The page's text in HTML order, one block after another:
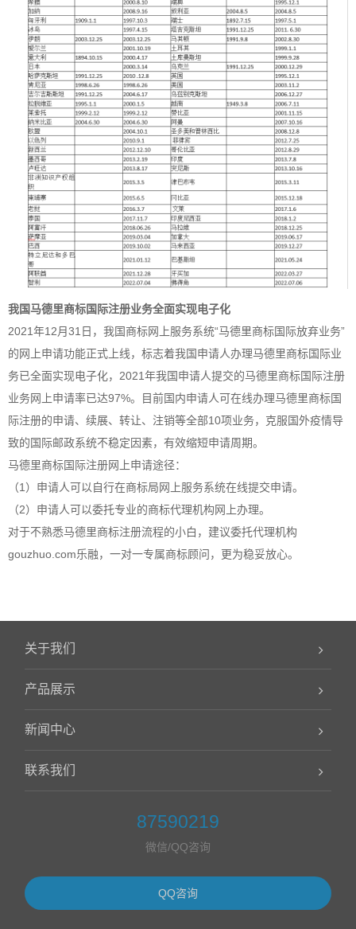
我国马德里商标国际注册业务全面实现电子化
2021年12月31日，我国商标网上服务系统“马德里商标国际放弃业务”
的网上申请功能正式上线，标志着我国申请人办理马德里商标国际业
务已全面实现电子化，2021年我国申请人提交的马德里商标国际注册
业务网上申请率已达97%。目前国内申请人可在线办理马德里商标国
际注册的申请、续展、转让、注销等全部10项业务，克服国外疫情导
致的国际邮政系统不稳定因素，有效缩短申请周期。
马德里商标国际注册网上申请途径：
（1）申请人可以自行在商标局网上服务系统在线提交申请。
（2）申请人可以委托专业的商标代理机构网上办理。
对于不熟悉马德里商标注册流程的小白，建议委托代理机构
gouzhuo.com乐融，一对一专属商标顾问，更为稳妥放心。
关于我们
产品展示
新闻中心
联系我们
87590219
微信/QQ咨询
QQ咨询